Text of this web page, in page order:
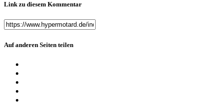
Link zu diesem Kommentar
Auf anderen Seiten teilen